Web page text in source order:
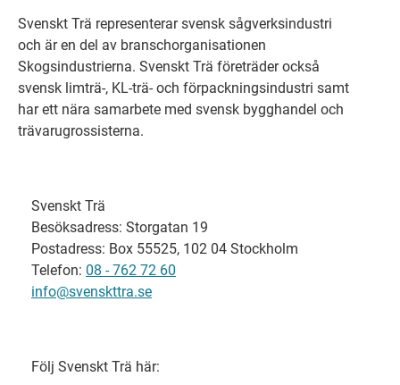
Svenskt Trä representerar svensk sågverksindustri
och är en del av branschorganisationen
Skogsindustrierna. Svenskt Trä företräder också
svensk limträ-, KL-trä- och förpackningsindustri samt
har ett nära samarbete med svensk bygghandel och
trävarugrossisterna.
Svenskt Trä
Besöksadress: Storgatan 19
Postadress: Box 55525, 102 04 Stockholm
Telefon: 08 - 762 72 60
info@svenskttra.se
Följ Svenskt Trä här: